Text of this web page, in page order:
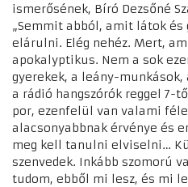
ismerősének, Bíró Dezsőné
„Semmit abból, amit látok és
elárulni. Elég nehéz. Mert,
apokalyptikus. Nem a sok
gyerekek, a leány-
a rádió hangszórók reggel 7-
por, ezenfelül van valami
alacsonyabbnak érvénye és
meg kell tanulni elviselni…
szenvedek. Inkább szomorú
tudom, ebből mi lesz, és mi